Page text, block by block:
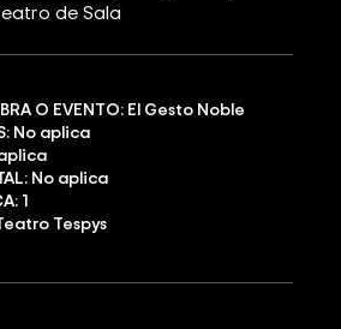
de Sala
O EVENTO: El Gesto Noble
No aplica
No aplica
1
Tespys